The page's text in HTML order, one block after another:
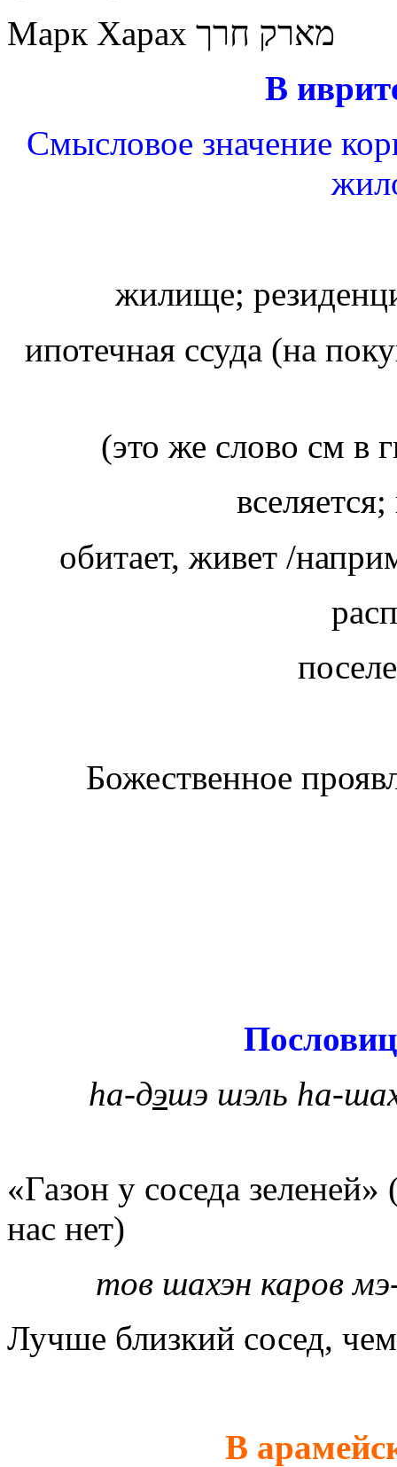
Марк Харах מארק חרך
В
Смысловое значение
жилище;
ипотечная ссуда (на
обитает, живет /
Божественное
hа-дэшэ шэль hа-
«Газон у соседа
нас нет)
тов шахэн каров
Лучше близкий сосед,
В